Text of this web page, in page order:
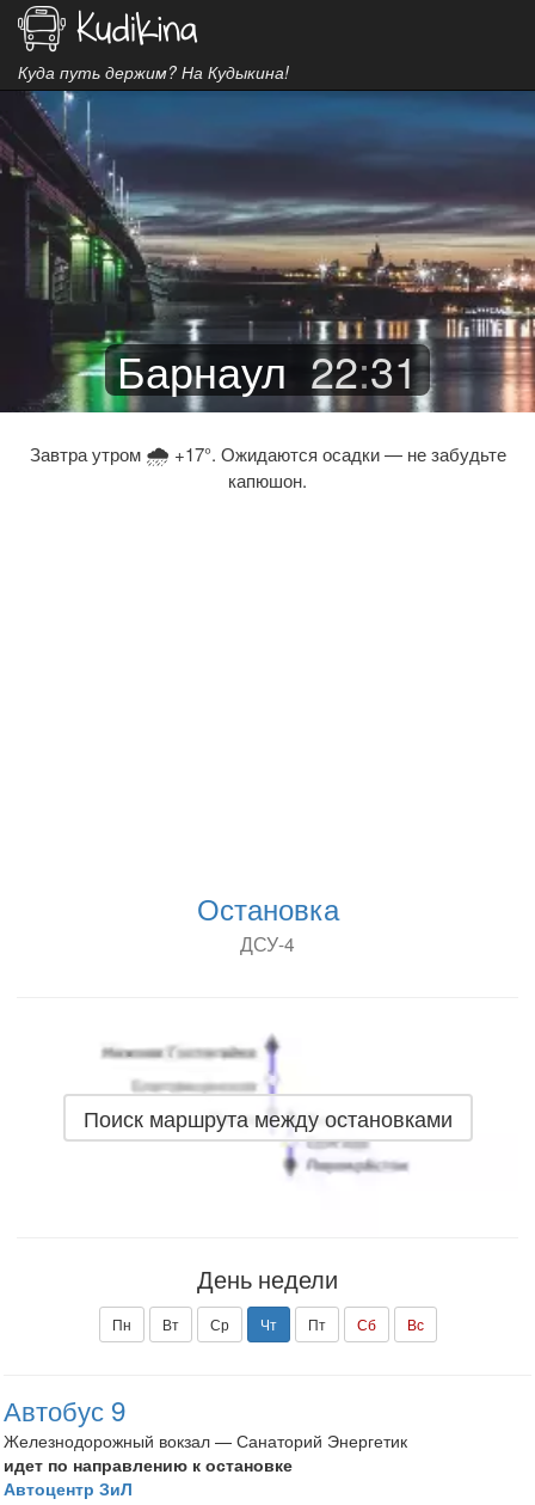
Куда путь держим? На Кудыкина!
Барнаул 22:31
Завтра утром 🌧 +17°. Ожидаются осадки — не забудьте
капюшон.
Остановка
ДСУ-4
Поиск маршрута между остановками
День недели
Пн Вт Ср Чт Пт Сб Вс
Автобус 9
Железнодорожный вокзал — Санаторий Энергетик
идет по направлению к остановке
Автоцентр ЗиЛ